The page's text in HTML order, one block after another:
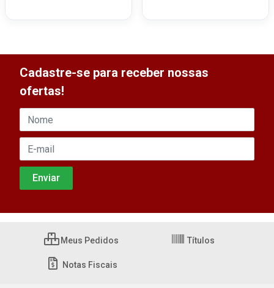
Cadastre-se para receber nossas
ofertas!
Meus Pedidos Títulos
Notas Fiscais